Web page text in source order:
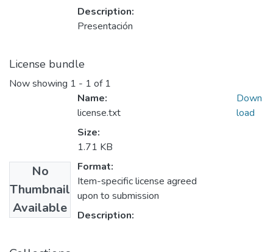
Description:
Presentación
License bundle
Now showing 1 - 1 of 1
No
Thumbnail
Available
Name:
license.txt
Size:
1.71 KB
Format:
Item-specific license agreed
upon to submission
Description:
Down
load